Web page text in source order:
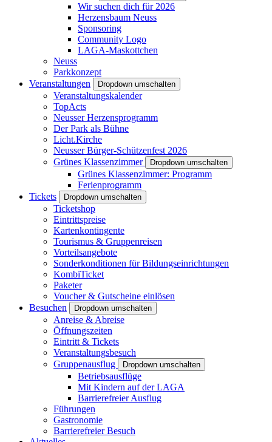
Wir suchen dich für 2026
Herzensbaum Neuss
Sponsoring
Community Logo
LAGA-Maskottchen
Neuss
Parkkonzept
Veranstaltungen
Dropdown umschalten
Veranstaltungskalender
TopActs
Neusser Herzensprogramm
Der Park als Bühne
Licht.Kirche
Neusser Bürger-Schützenfest 2026
Grünes Klassenzimmer
Dropdown umschalten
Grünes Klassenzimmer: Programm
Ferienprogramm
Tickets
Dropdown umschalten
Ticketshop
Eintrittspreise
Kartenkontingente
Tourismus & Gruppenreisen
Vorteilsangebote
Sonderkonditionen für Bildungseinrichtungen
KombiTicket
Paketer
Voucher & Gutscheine einlösen
Besuchen
Dropdown umschalten
Anreise & Abreise
Öffnungszeiten
Eintritt & Tickets
Veranstaltungsbesuch
Gruppenausflug
Dropdown umschalten
Betriebsausflüge
Mit Kindern auf der LAGA
Barrierefreier Ausflug
Führungen
Gastronomie
Barrierefreier Besuch